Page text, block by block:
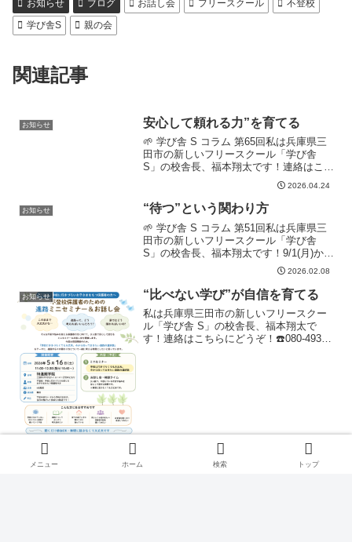
お知らせ ブログ お話し会 フリースクール
不登校
学び舎S
親の会
関連記事
お知らせ 安心して頼れる力”を育てる
🌱 学び舎 S コラム 第65回私は兵庫県三
田市の新しいフリースクール「学び舎
S」の校舎長、福本翔太です！連絡はこち
らにどうぞ！☎️080-4932-3140✨新年度キ
ャンペーン開催✨5/30まで入会金55.000
がなんと無料になります！...
2026.04.24
お知らせ “待つ”という関わり方
🌱 学び舎 S コラム 第51回私は兵庫県三
田市の新しいフリースクール「学び舎
S」の校舎長、福本翔太です！9/1(月)から
プレオープンしておりますので、興味の
ある方はぜひまずお問い合わせから！
☎️080-4932-3140私たちはつい、「...
2026.02.08
お知らせ “比べない学び”が自信を育てる
私は兵庫県三田市の新しいフリースクー
ル「学び舎 S」の校舎長、福本翔太で
す！連絡はこちらにどうぞ！☎️080-4932-
2026.05.31
メニュー ホーム 検索 トップ